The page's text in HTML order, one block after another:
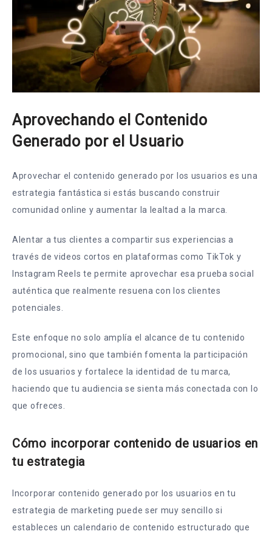
Aprovechando el Contenido
Generado por el Usuario
Aprovechar el contenido generado por los usuarios es una
estrategia fantástica si estás buscando construir
comunidad online y aumentar la lealtad a la marca.
Alentar a tus clientes a compartir sus experiencias a
través de videos cortos en plataformas como TikTok y
Instagram Reels te permite aprovechar esa prueba social
auténtica que realmente resuena con los clientes
potenciales.
Este enfoque no solo amplía el alcance de tu contenido
promocional, sino que también fomenta la participación
de los usuarios y fortalece la identidad de tu marca,
haciendo que tu audiencia se sienta más conectada con lo
que ofreces.
Cómo incorporar contenido de usuarios en
tu estrategia
Incorporar contenido generado por los usuarios en tu
estrategia de marketing puede ser muy sencillo si
estableces un calendario de contenido estructurado que